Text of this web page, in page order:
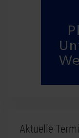
Aktuelle